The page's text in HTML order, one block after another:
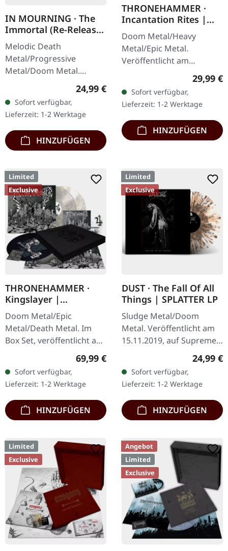
IN MOURNING · The
Immortal (Re-Release)
| BLACK LP
Melodic Death
Metal/Progressive
Metal/Doom Metal.
27.03.2026, auf Supreme
Chaos Records.
Schwarzes Vinyl mit
Insert. Zweite Auflage…
Regulärer Preis:
24,99 €
Sofort verfügbar,
Lieferzeit: 1-2 Werktage
HINZUFÜGEN
THRONEHAMMER ·
Incantation Rites |
SPLATTER 2LP
Doom Metal/Heavy
Metal/Epic Metal.
Veröffentlicht am
21.10.2022, auf Supreme
Chaos Records. SCR-
exklusives Transparent
Rot/Schwarz/Weiß…
29,99 €
Sofort verfügbar,
Lieferzeit: 1-2 Werktage
HINZUFÜGEN
Limited
Exclusive
THRONEHAMMER ·
Kingslayer |
EXCLUSIVE BOX SET
Doom Metal/Epic
Metal/Death Metal. Im
Box Set, veröffentlicht am
24.11.2023, auf Supreme
Chaos Records. Schwere
Holzbox mit speziellem
Schwarz in…
Regulärer Preis:
69,99 €
Sofort verfügbar,
Lieferzeit: 1-2 Werktage
HINZUFÜGEN
Limited
Exclusive
DUST · The Fall Of All
Things | SPLATTER LP
Sludge Metal/Doom
Metal. Veröffentlicht am
15.11.2019, auf Supreme
Transparentes Vinyl mit
grauen und braunen
Splatters, limitiert auf…
24,99 €
Sofort verfügbar,
Lieferzeit: 1-2 Werktage
HINZUFÜGEN
Limited
Exclusive
Angebot
Limited
Exclusive